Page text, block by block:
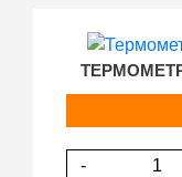
ТЕРМОМЕТР
-